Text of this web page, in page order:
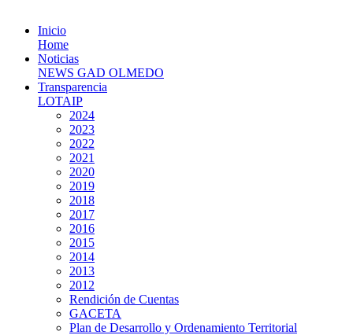
Inicio
Home
Noticias
NEWS GAD OLMEDO
Transparencia
LOTAIP
2024
2023
2022
2021
2020
2019
2018
2017
2016
2015
2014
2013
2012
Rendición de Cuentas
GACETA
Plan de Desarrollo y Ordenamiento Territorial